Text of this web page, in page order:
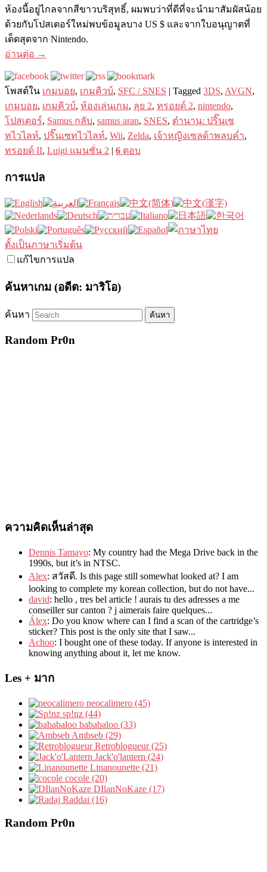
ห้องนี้อยู่ไกลจากสีขาวบริสุทธิ์, ผมพบว่าที่ดีที่จะนำมาสัมผัสน้อย
ด้วยกับโปสเตอร์ใหม่พบข้อมูลบาง US $ และจากใบอนุญาตที่
เด็ดสุดจาก Nintendo.
อ่านต่อ →
โพสต์ใน เกมบอย, เกมคิวบ์, SFC / SNES | Tagged 3DS, AVGN,
เกมบอย, เกมคิวบ์, ห้องเล่นเกม, ลุย 2, ทรอยด์ 2, nintendo,
โปสเตอร์, Samus กลับ, samus aran, SNES, ตำนาน: ปริ๊นเซ
ทไวไลท์, ปริ๊นเซทไวไลท์, Wii, Zelda, เจ้าหญิงเซลด้าพลบค่ำ,
ทรอยด์ II, Luigi แมนชั่น 2 | 6 ตอบ
การแปล
ตั้งเป็นภาษาเริ่มต้น
แก้ไขการแปล
ค้นหาเกม (อดีต: มาริโอ)
ค้นหา
Random Pr0n
ความคิดเห็นล่าสุด
Dennis Tamayo: My country had the Mega Drive back in the
1990s, but it’s in NTSC.
Alex: สวัสดี. Is this page still somewhat looked at? I am
looking to complete my korean collection, but do not have...
david: hello , tres bel article ! aurais tu des adresses a me
conseiller sur canton ? j aimerais faire quelques...
Álex: Do you know where can I find a scan of the cartridge’s
sticker? This post is the only site that I saw...
Achoo: I bought one of these today. If anyone is interested in
knowing anything about it, let me know.
Les + มาก
neocalimero (45)
sp!nz (44)
bababaloo (33)
Ambseb (29)
Retroblogueur (25)
Jack'o'lantern (24)
Linanounette (21)
cocole (20)
DIlanNoKaze (17)
Raddai (16)
Random Pr0n